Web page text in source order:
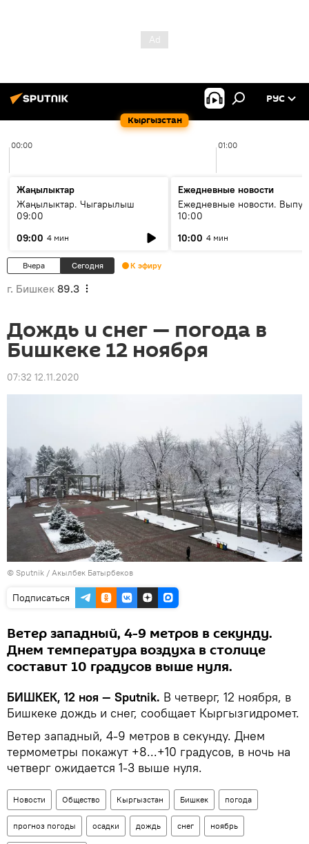
Кыргызстан
РУС
00:00 01:00
Жаңылыктар
Жаңылыктар. Чыгарылыш
09:00
09:00 4 мин
Ежедневные новости
Ежедневные новости.
10:00
10:00 4 мин
Вчера Сегодня К эфиру
г. Бишкек 89.3
Дождь и снег — погода в
Бишкеке 12 ноября
07:32 12.11.2020
© Sputnik / Акылбек Батырбеков
Подписаться
Ветер западный, 4-9 метров в секунду.
Днем температура воздуха в столице
составит 10 градусов выше нуля.
БИШКЕК, 12 ноя — Sputnik. В четверг, 12 ноября, в
Бишкеке дождь и снег, сообщает Кыргызгидромет.
Ветер западный, 4-9 метров в секунду. Днем
термометры покажут +8...+10 градусов, в ночь на
четверг ожидается 1-3 выше нуля.
Новости Общество Кыргызстан Бишкек погода
прогноз погоды осадки дождь снег ноябрь